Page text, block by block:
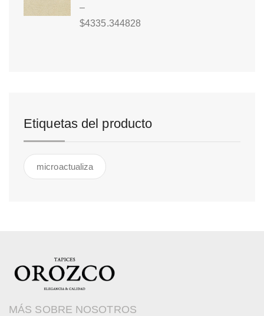
–
$4335.344828
Etiquetas del producto
microactualiza
MÁS SOBRE NOSOTROS